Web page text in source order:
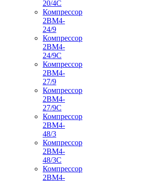
20/4С
Компрессор
2ВМ4-
24/9
Компрессор
2ВМ4-
24/9С
Компрессор
2ВМ4-
27/9
Компрессор
2ВМ4-
27/9С
Компрессор
2ВМ4-
48/3
Компрессор
2ВМ4-
48/3С
Компрессор
2ВМ4-